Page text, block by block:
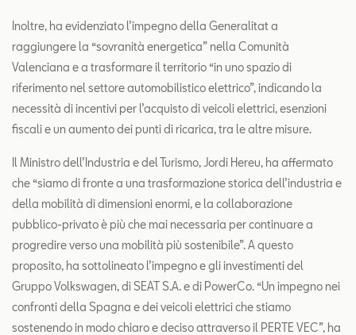
Inoltre, ha evidenziato l’impegno della Generalitat a
raggiungere la “sovranità energetica” nella Comunità
Valenciana e a trasformare il territorio “in uno spazio di
riferimento nel settore automobilistico elettrico”, indicando la
necessità di incentivi per l’acquisto di veicoli elettrici, esenzioni
fiscali e un aumento dei punti di ricarica, tra le altre misure.
Il Ministro dell’Industria e del Turismo, Jordi Hereu, ha affermato
che “siamo di fronte a una trasformazione storica dell’industria e
della mobilità di dimensioni enormi, e la collaborazione
pubblico-privato è più che mai necessaria per continuare a
progredire verso una mobilità più sostenibile”. A questo
proposito, ha sottolineato l’impegno e gli investimenti del
Gruppo Volkswagen, di SEAT S.A. e di PowerCo. “Un impegno nei
confronti della Spagna e dei veicoli elettrici che stiamo
sostenendo in modo chiaro e deciso attraverso il PERTE VEC”, ha